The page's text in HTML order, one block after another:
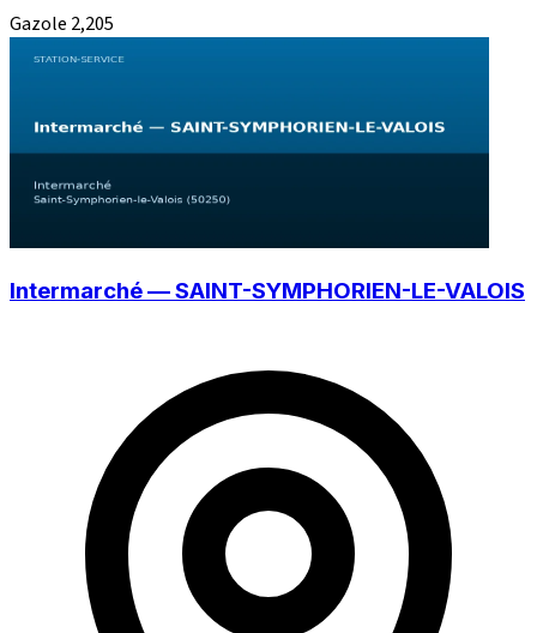
Gazole 2,205
Intermarché — SAINT-SYMPHORIEN-LE-VALOIS